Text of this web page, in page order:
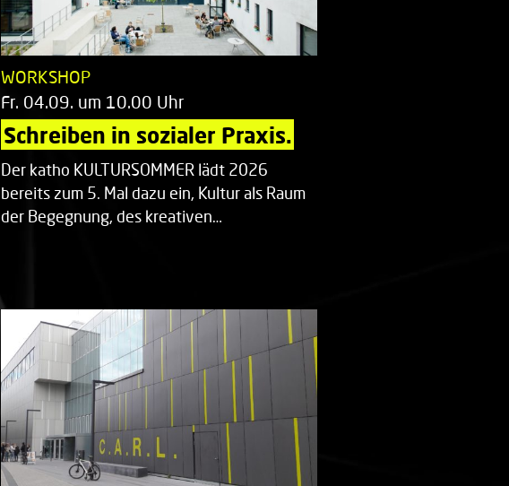
WORKSHOP
Fr. 04.09. um 10.00 Uhr
Schreiben in sozialer Praxis.
Der katho KULTURSOMMER lädt 2026
bereits zum 5. Mal dazu ein, Kultur als Raum
der Begegnung, des kreativen…